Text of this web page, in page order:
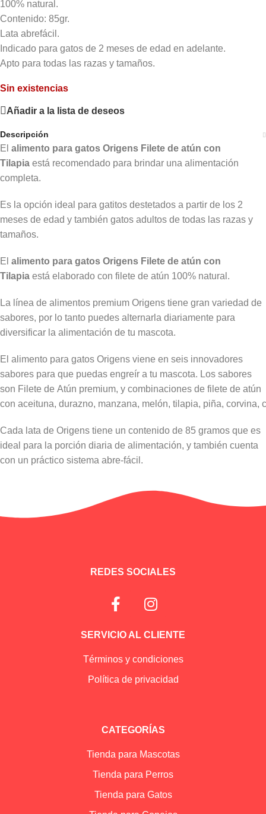
100% natural.
Contenido: 85gr.
Lata abrefácil.
Indicado para gatos de 2 meses de edad en adelante.
Apto para todas las razas y tamaños.
Sin existencias
Añadir a la lista de deseos
Descripción
El alimento para gatos Origens Filete de atún con
Tilapia está recomendado para brindar una alimentación
completa.
Es la opción ideal para gatitos destetados a partir de los 2
meses de edad y también gatos adultos de todas las razas y
tamaños.
El alimento para gatos Origens Filete de atún con
Tilapia está elaborado con filete de atún 100% natural.
La línea de alimentos premium Origens tiene gran variedad de
sabores, por lo tanto puedes alternarla diariamente para
diversificar la alimentación de tu mascota.
El alimento para gatos Origens viene en seis innovadores
sabores para que puedas engreír a tu mascota. Los sabores
son Filete de Atún premium, y combinaciones de filete de atún
con aceituna, durazno, manzana, melón, tilapia, piña, corvina,
Cada lata de Origens tiene un contenido de 85 gramos que es
ideal para la porción diaria de alimentación, y también cuenta
con un práctico sistema abre-fácil.
REDES SOCIALES
SERVICIO AL CLIENTE
Términos y condiciones
Política de privacidad
CATEGORÍAS
Tienda para Mascotas
Tienda para Perros
Tienda para Gatos